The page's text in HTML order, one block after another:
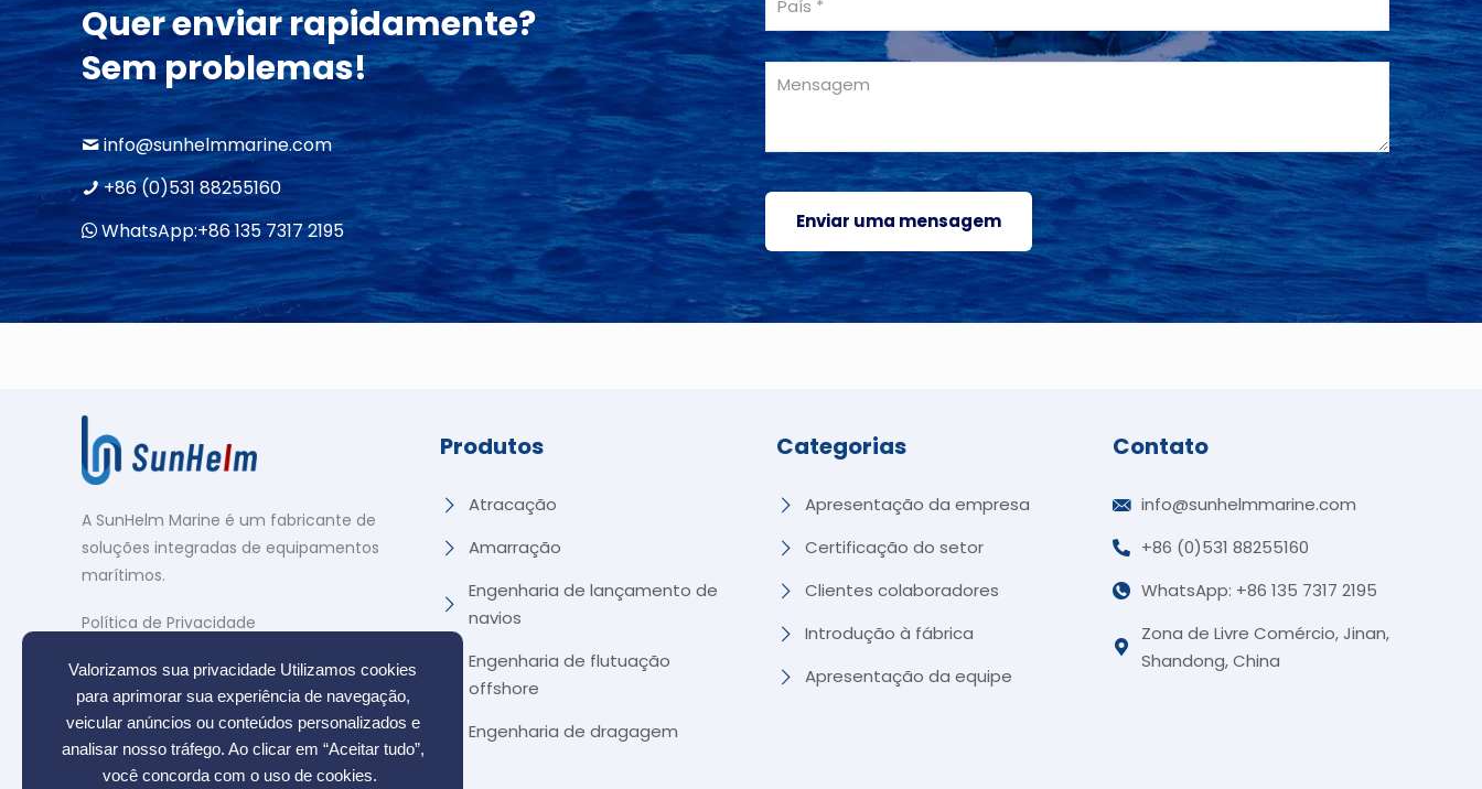
Valorizamos sua privacidade Utilizamos cookies
para aprimorar sua experiência de navegação,
veicular anúncios ou conteúdos personalizados e
analisar nosso tráfego. Ao clicar em “Aceitar tudo”,
você concorda com o uso de cookies.
Quer enviar rapidamente?
Sem problemas!
info@sunhelmmarine.com
+86 (0)531 88255160
WhatsApp:+86 135 7317 2195
A SunHelm Marine é um fabricante de
soluções integradas de equipamentos
marítimos.
Política de Privacidade
Produtos
Atracação
Amarração
Engenharia de lançamento de
navios
Engenharia de flutuação
offshore
Engenharia de dragagem
Categorias
Apresentação da empresa
Certificação do setor
Clientes colaboradores
Introdução à fábrica
Apresentação da equipe
Contato
info@sunhelmmarine.com
+86 (0)531 88255160
WhatsApp: +86 135 7317 2195
Zona de Livre Comércio, Jinan,
Shandong, China